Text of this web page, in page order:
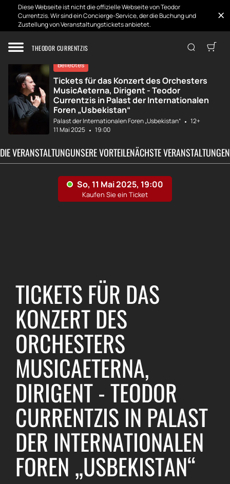
Diese Webseite ist nicht die offizielle Webseite von Teodor
Currentzis. Wir sind ein Concierge-Service, der die Buchung und
Zustellung von Veranstaltungstickets anbietet.
THEODOR CURRENTZIS
Zuhause Entwicklungen
Beliebtes
Tickets für das Konzert des Orchesters
MusicAeterna, Dirigent - Teodor
Currentzis in Palast der Internationalen
Foren „Usbekistan“
Palast der Internationalen Foren „Usbekistan“
12+
11 Mai 2025
19:00
VERANSTALTUNGUNSERE VORTEILENÄCHSTE VERANSTALTUNGEN
TICKETS FÜR DAS
KONZERT DES
ORCHESTERS
MUSICAETERNA,
DIRIGENT - TEODOR
CURRENTZIS IN PALAST
DER INTERNATIONALEN
FOREN „USBEKISTAN“